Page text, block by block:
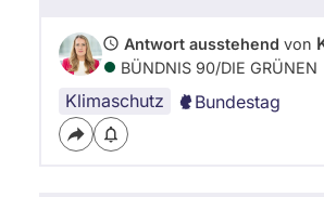
Antwort ausstehend von
BÜNDNIS 90/­DIE GRÜNEN
Klimaschutz Bundestag